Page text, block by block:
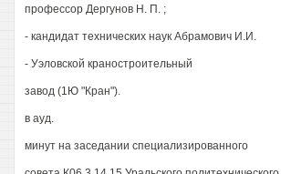
профессор Дергунов Н. П. ;
- кандидат технических наук Абрамович И.И.
- Уэловской краностроительный
завод (1Ю "Кран").
в ауд.
минут на заседании специализированного